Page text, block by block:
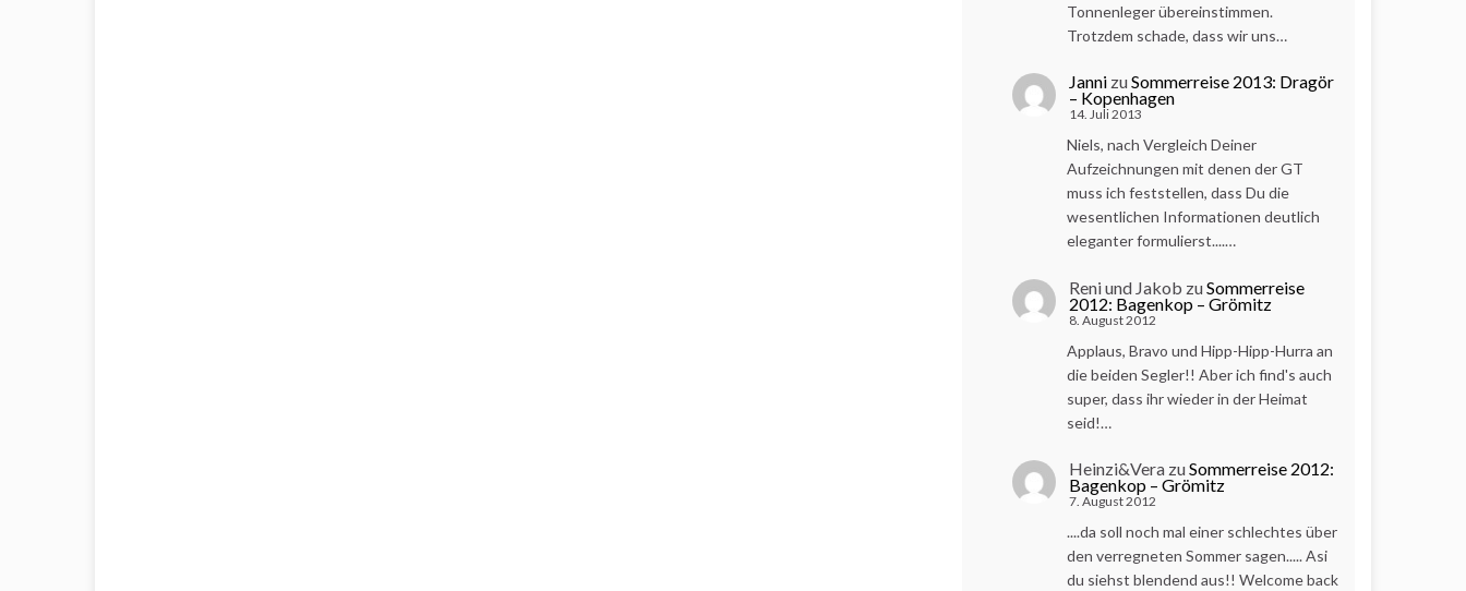
Tonnenleger übereinstimmen.
Trotzdem schade, dass wir uns…
Janni zuSommerreise 2013: Dragör
– Kopenhagen
14. Juli 2013
Niels, nach Vergleich Deiner
Aufzeichnungen mit denen der GT
muss ich feststellen, dass Du die
wesentlichen Informationen deutlich
eleganter formulierst....…
Reni und Jakob zuSommerreise
2012: Bagenkop – Grömitz
8. August 2012
Applaus, Bravo und Hipp-Hipp-Hurra an
die beiden Segler!! Aber ich find's auch
super, dass ihr wieder in der Heimat
seid!…
Heinzi&Vera zuSommerreise 2012:
Bagenkop – Grömitz
7. August 2012
....da soll noch mal einer schlechtes über
den verregneten Sommer sagen..... Asi
du siehst blendend aus!! Welcome back